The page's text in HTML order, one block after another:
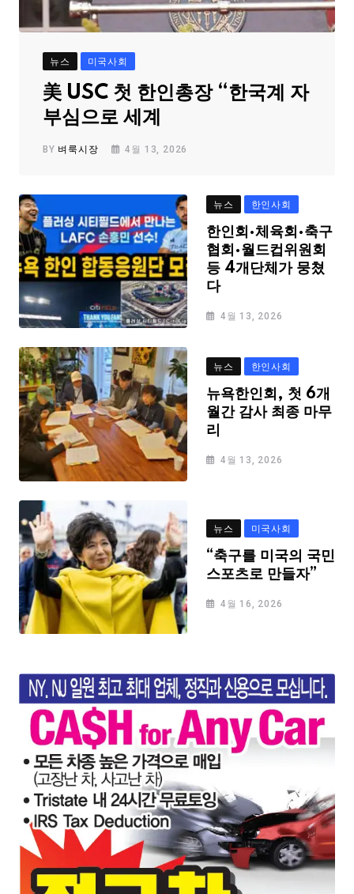
뉴스 미국사회
美 USC 첫 한인총장 “한국계 자
부심으로 세계
BY 벼룩시장 4월 13, 2026
뉴스 한인사회
한인회·체육회·축구
협회·월드컵위원회
등 4개단체가 뭉쳤
다
4월 13, 2026
뉴스 한인사회
뉴욕한인회, 첫 6개
월간 감사 최종 마무
리
4월 13, 2026
뉴스 미국사회
“축구를 미국의 국민
스포츠로 만들자”
4월 16, 2026